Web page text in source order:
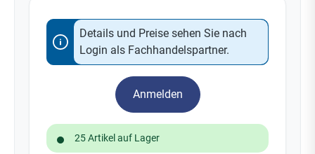
Details und Preise sehen Sie nach
Login als Fachhandelspartner.
Anmelden
25 Artikel auf Lager